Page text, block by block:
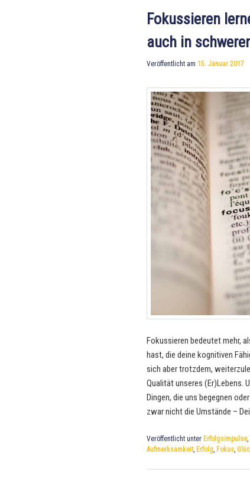
Fokussieren
auch in
Veröffentlicht am 15. Januar 2017
Fokussieren bedeutet mehr,
hast, die deine kognitiven
sich aber trotzdem,
Qualität unseres (Er)Lebens.
Dingen, die uns begegnen
zwar nicht die Umstände –
Veröffentlicht unter Erfolgsimpulse,
Aufmerksamkeit, Erfolg, Fokus,